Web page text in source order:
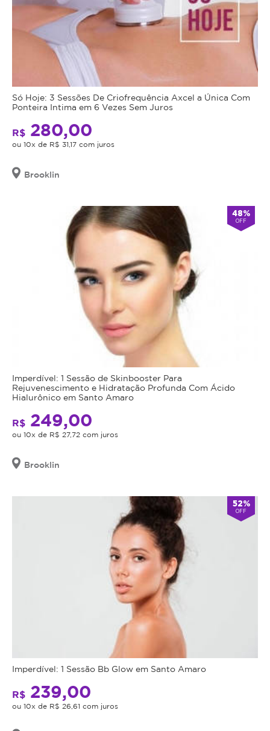
Só Hoje: 3 Sessões De Criofrequência Axcel a Única Com
Ponteira Intima em 6 Vezes Sem Juros
R$ 280,00
ou 10x de R$ 31,17 com juros
Brooklin
48%
OFF
Imperdível: 1 Sessão de Skinbooster Para
Rejuvenescimento e Hidratação Profunda Com Ácido
Hialurônico em Santo Amaro
R$ 249,00
ou 10x de R$ 27,72 com juros
Brooklin
52%
OFF
Imperdível: 1 Sessão Bb Glow em Santo Amaro
R$ 239,00
ou 10x de R$ 26,61 com juros